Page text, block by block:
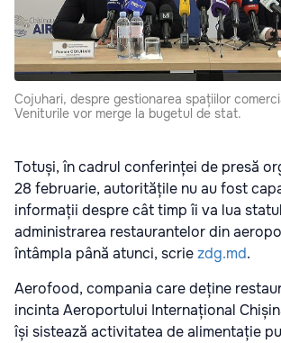
Cojuhari, despre gestionarea spațiilor
Veniturile vor merge la bugetul de stat.
Totuși, în cadrul conferinței de presă
28 februarie, autoritățile nu au fost
informații despre cât timp îi va lua
administrarea restaurantelor din
întâmpla până atunci, scriezdg.md.
Aerofood, compania care deține
incinta Aeroportului Internațional
își sistează activitatea de alimentație